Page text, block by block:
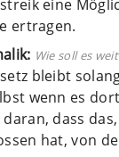
eine
ertragen.
Wie soll es
bleibt
wenn es
daran, dass
hat, von